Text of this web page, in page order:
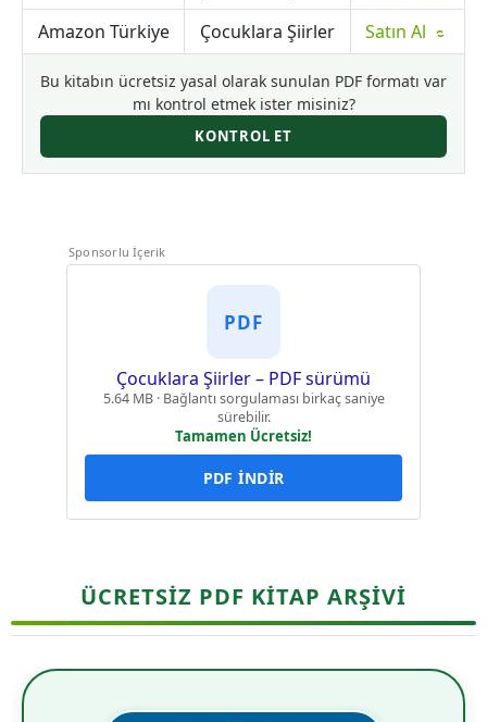
Amazon Türkiye
Çocuklara Şiirler Satın Al
Bu kitabın ücretsiz yasal olarak sunulan PDF formatı var
mı kontrol etmek ister misiniz?
KONTROL ET
Sponsorlu İçerik
PDF
Çocuklara Şiirler – PDF sürümü
5.64 MB · Bağlantı sorgulaması birkaç saniye
sürebilir.
Tamamen Ücretsiz!
PDF İNDİR
ÜCRETSİZ PDF KİTAP ARŞİVİ